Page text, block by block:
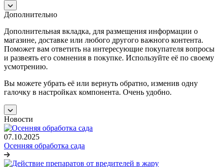
Дополнительно
Дополнительная вкладка, для размещения информации о
магазине, доставке или любого другого важного контента.
Поможет вам ответить на интересующие покупателя вопросы
и развеять его сомнения в покупке. Используйте её по своему
усмотрению.
Вы можете убрать её или вернуть обратно, изменив одну
галочку в настройках компонента. Очень удобно.
Новости
07.10.2025
Осенняя обработка сада